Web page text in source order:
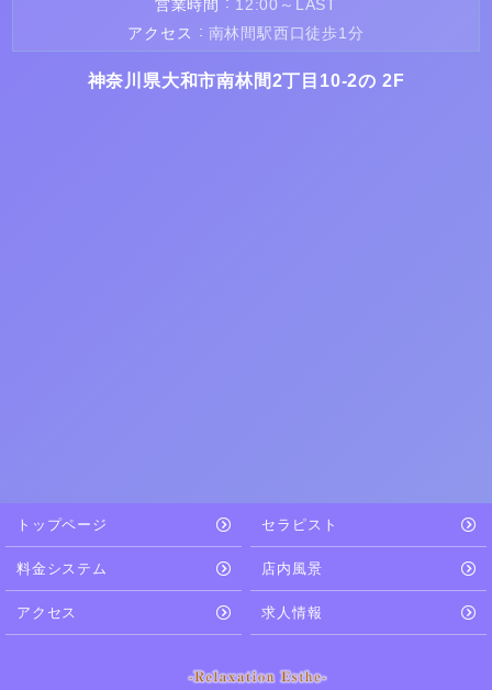
営業時間
12:00～LAST
アクセス
南林間駅西口徒歩1分
神奈川県大和市南林間2丁目10-2の 2F
トップページ セラピスト
料金システム 店内風景
アクセス 求人情報